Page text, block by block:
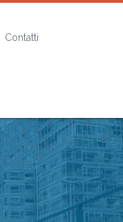
Contatti